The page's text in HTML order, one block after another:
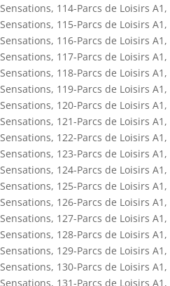
Sensations, 114-Parcs de Loisirs A1 ,
Sensations, 115-Parcs de Loisirs A1 ,
Sensations, 116-Parcs de Loisirs A1 ,
Sensations, 117-Parcs de Loisirs A1 ,
Sensations, 118-Parcs de Loisirs A1 ,
Sensations, 119-Parcs de Loisirs A1 ,
Sensations, 120-Parcs de Loisirs A1 ,
Sensations, 121-Parcs de Loisirs A1 ,
Sensations, 122-Parcs de Loisirs A1 ,
Sensations, 123-Parcs de Loisirs A1 ,
Sensations, 124-Parcs de Loisirs A1 ,
Sensations, 125-Parcs de Loisirs A1 ,
Sensations, 126-Parcs de Loisirs A1 ,
Sensations, 127-Parcs de Loisirs A1 ,
Sensations, 128-Parcs de Loisirs A1 ,
Sensations, 129-Parcs de Loisirs A1 ,
Sensations, 130-Parcs de Loisirs A1 ,
Sensations, 131-Parcs de Loisirs A1 ,